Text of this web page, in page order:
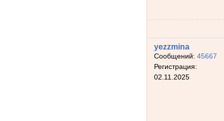
yezzmina
Сообщений:45667
Регистрация:
02.11.2025